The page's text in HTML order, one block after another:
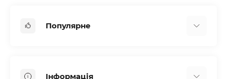
Популярне
Інформація